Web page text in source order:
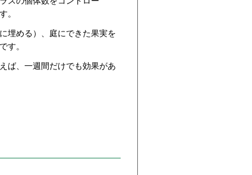
。
埋める）、庭にできた果実を
す。
ば、一週間だけでも効果があ